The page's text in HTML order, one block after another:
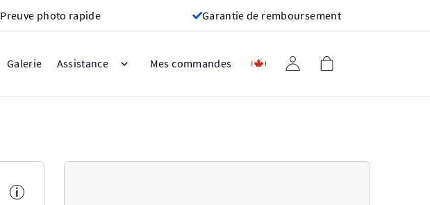
Preuve photo rapide Garantie de remboursement
Galerie Assistance Mes commandes
i